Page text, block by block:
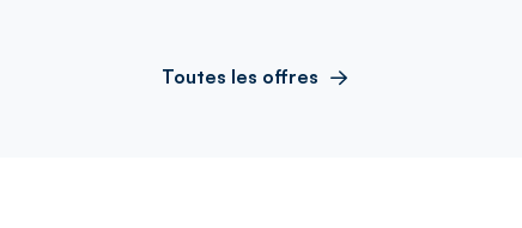
Toutes les offres